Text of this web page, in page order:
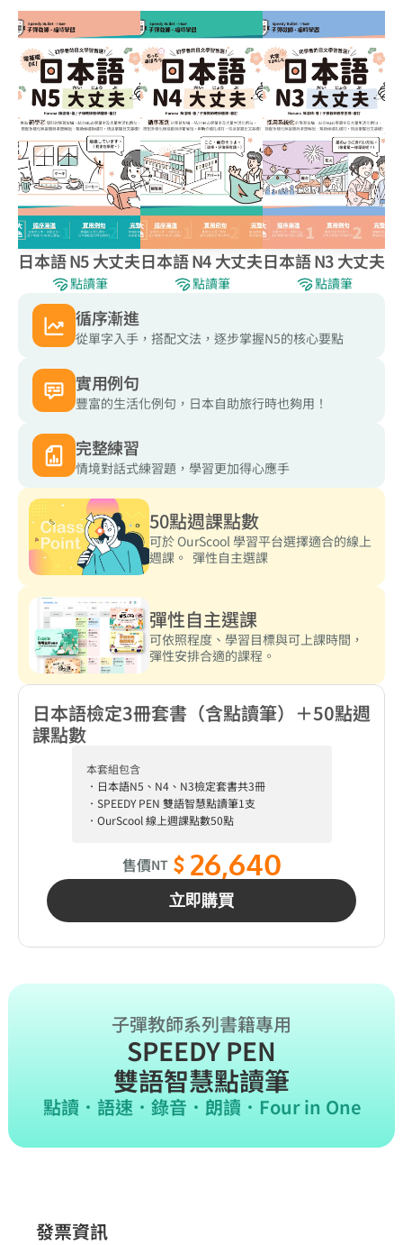
日本語 N5 大丈夫
點讀筆
日本語 N4 大丈夫
點讀筆
日本語 N3 大丈夫
點讀筆
循序漸進
從單字入手，搭配文法，逐步掌握N5的核心要點
實用例句
豐富的生活化例句，日本自助旅行時也夠用！
完整練習
情境對話式練習題，學習更加得心應手
50點週課點數
可於 OurScool 學習平台選擇適合的線上
週課。  彈性自主選課
彈性自主選課
可依照程度、學習目標與可上課時間，
彈性安排合適的課程。
日本語檢定3冊套書（含點讀筆）＋50點週
課點數
本套組包含
．日本語N5、N4、N3檢定套書共3冊
．SPEEDY PEN 雙語智慧點讀筆1支
．OurScool 線上週課點數50點
售價NT 26,640
立即購買
子彈教師系列書籍專用
SPEEDY PEN
雙語智慧點讀筆
點讀．語速．錄音．朗讀．Four in One
發票資訊